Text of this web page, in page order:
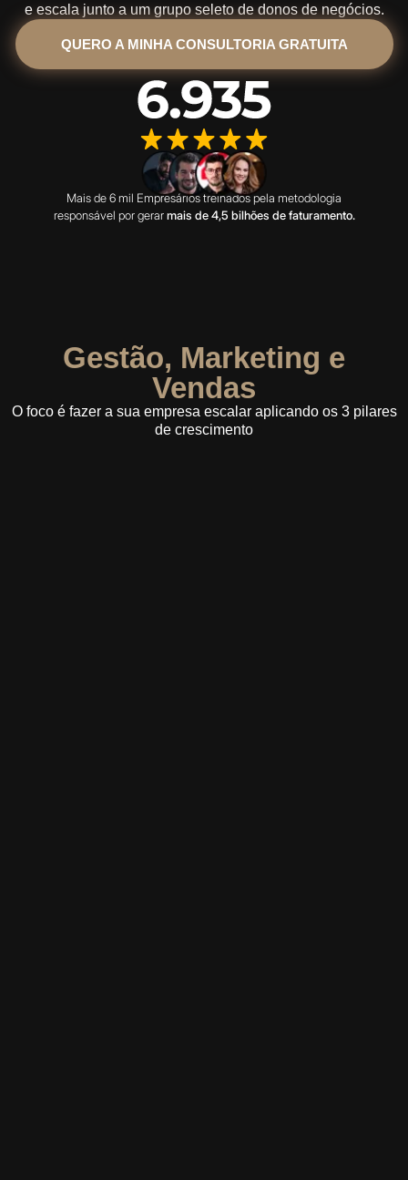
e escala junto a um grupo seleto de donos de negócios.
QUERO A MINHA CONSULTORIA GRATUITA
Mais de 6 mil Empresários treinados pela metodologia
responsável por gerarmais de 4,5 bilhões de faturamento.
Gestão, Marketing e
Vendas
O foco é fazer a sua empresa escalar aplicando os 3 pilares
de crescimento